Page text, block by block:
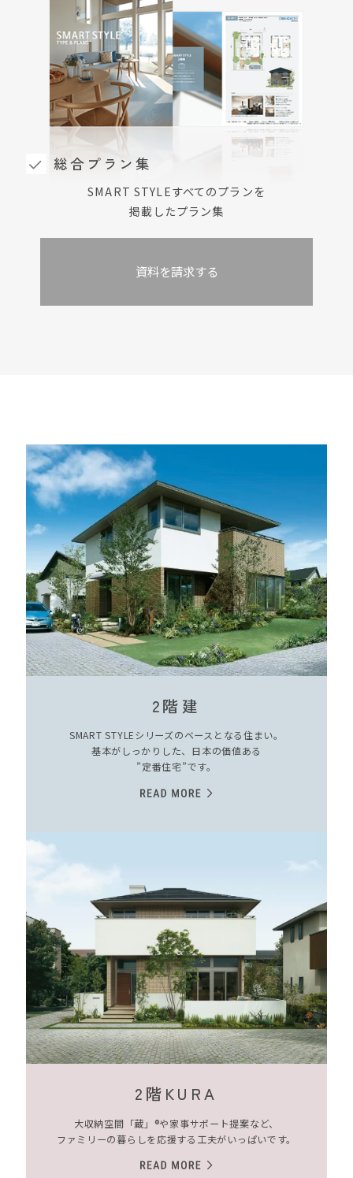
総合プラン集
SMART STYLEすべてのプランを
掲載したプラン集
資料を請求する
2階建
SMART STYLEシリーズのベースとなる住まい。
基本がしっかりした、日本の価値ある
”定番住宅”です。
2階KURA
大収納空間「蔵」®や家事サポート提案など、
ファミリーの暮らしを応援する工夫がいっぱいです。